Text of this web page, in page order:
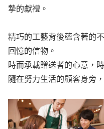
摯的獻禮。
精巧的工藝背後蘊含著的
回憶的信物。
時而承載贈送者的心意，
隨在努力生活的顧客身旁